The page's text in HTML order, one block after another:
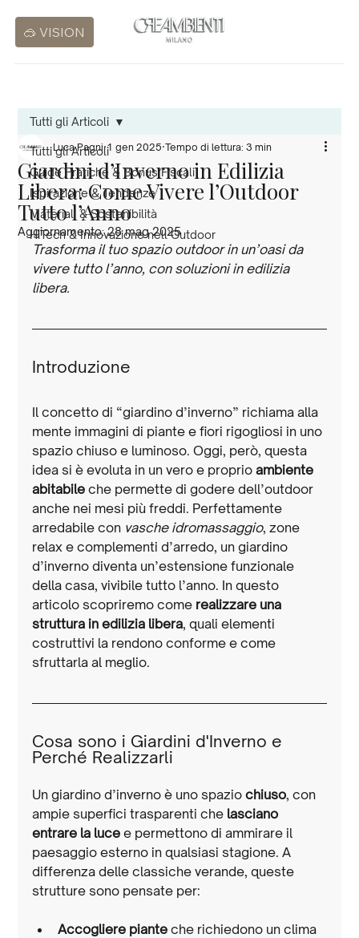
🥽 VISION
Tutti gli Articoli
Guide Pratiche & Bonus Fiscali
Ispirazione & Tendenze
Materiali & Sostenibilità
HiTech & Innovazione nell’Outdoor
Tutti gli Articoli
Giardini d’Inverno in Edilizia
Libera: Come Vivere l’Outdoor
Tutto l’Anno
Luca Pagni 1 gen 2025 Tempo di lettura: 3 min
Aggiornamento:28 mag 2025
Trasforma il tuo spazio outdoor in un’oasi da
vivere tutto l’anno, con soluzioni in edilizia
libera.
Introduzione
Il concetto di “giardino d’inverno” richiama alla
mente immagini di piante e fiori rigogliosi in uno
spazio chiuso e luminoso. Oggi, però, questa
idea si è evoluta in un vero e proprio ambiente
abitabile che permette di godere dell’outdoor
anche nei mesi più freddi. Perfettamente
arredabile con vasche idromassaggio, zone
relax e complementi d’arredo, un giardino
d’inverno diventa un’estensione funzionale
della casa, vivibile tutto l’anno. In questo
articolo scopriremo come realizzare una
struttura in edilizia libera, quali elementi
costruttivi la rendono conforme e come
sfruttarla al meglio.
Cosa sono i Giardini d'Inverno e
Perché Realizzarli
Un giardino d’inverno è uno spazio chiuso, con
ampie superfici trasparenti che lasciano
entrare la luce e permettono di ammirare il
paesaggio esterno in qualsiasi stagione. A
differenza delle classiche verande, queste
strutture sono pensate per:
Accogliere piante che richiedono un clima